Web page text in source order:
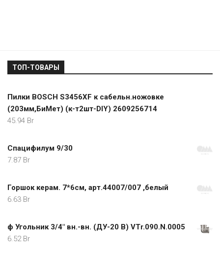
ТОП-ТОВАРЫ
Пилки BOSCH S3456XF к сабельн.ножовке
(203мм,БиМет) (к-т2шт-DIY) 2609256714
45.94 Br
Спацифилум 9/30
7.87 Br
Горшок керам. 7*6см, арт.44007/007 ,белый
6.63 Br
ф Угольник 3/4" вн.-вн. (ДУ-20 В) VTr.090.N.0005
6.52 Br